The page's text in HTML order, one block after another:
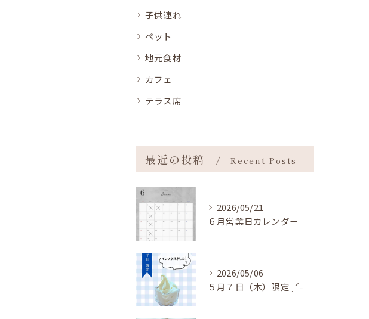
子供連れ
ペット
地元食材
カフェ
テラス席
最近の投稿 Recent Posts
2026/05/21
６月営業日カレンダー
2026/05/06
５月７日（木）限定 ˎˊ˗